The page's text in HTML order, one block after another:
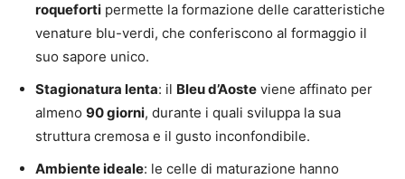
roqueforti permette la formazione delle caratteristiche
venature blu-verdi, che conferiscono al formaggio il
suo sapore unico.
Stagionatura lenta: il Bleu d’Aoste viene affinato per
almeno 90 giorni, durante i quali sviluppa la sua
struttura cremosa e il gusto inconfondibile.
Ambiente ideale: le celle di maturazione hanno